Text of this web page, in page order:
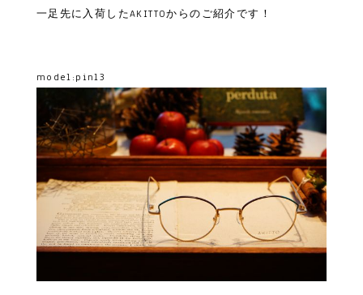
一足先に入荷したAKITTOからのご紹介です！
model:pin13